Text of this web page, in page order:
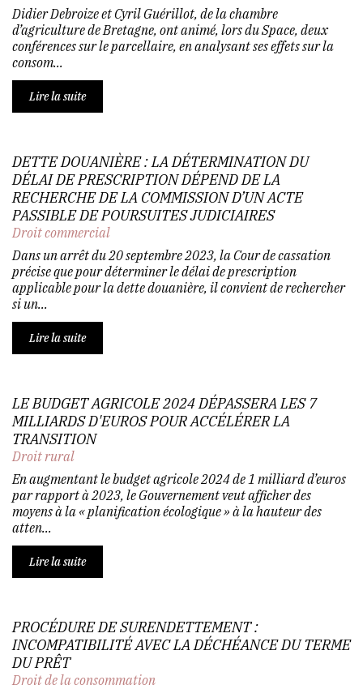
Didier Debroize et Cyril Guérillot, de la chambre
d’agriculture de Bretagne, ont animé, lors du Space, deux
conférences sur le parcellaire, en analysant ses effets sur la
consom...
Lire la suite
DETTE DOUANIÈRE : LA DÉTERMINATION DU
DÉLAI DE PRESCRIPTION DÉPEND DE LA
RECHERCHE DE LA COMMISSION D’UN ACTE
PASSIBLE DE POURSUITES JUDICIAIRES
Droit commercial
Dans un arrêt du 20 septembre 2023, la Cour de cassation
précise que pour déterminer le délai de prescription
applicable pour la dette douanière, il convient de rechercher
si un...
Lire la suite
LE BUDGET AGRICOLE 2024 DÉPASSERA LES 7
MILLIARDS D'EUROS POUR ACCÉLÉRER LA
TRANSITION
Droit rural
En augmentant le budget agricole 2024 de 1 milliard d’euros
par rapport à 2023, le Gouvernement veut afficher des
moyens à la « planification écologique » à la hauteur des
atten...
Lire la suite
PROCÉDURE DE SURENDETTEMENT :
INCOMPATIBILITÉ AVEC LA DÉCHÉANCE DU TERME
DU PRÊT
Droit de la consommation